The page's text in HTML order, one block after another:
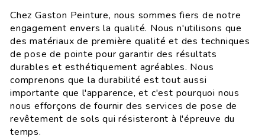
Chez Gaston Peinture, nous sommes fiers de notre
engagement envers la qualité. Nous n'utilisons que
des matériaux de première qualité et des techniques
de pose de pointe pour garantir des résultats
durables et esthétiquement agréables. Nous
comprenons que la durabilité est tout aussi
importante que l'apparence, et c'est pourquoi nous
nous efforçons de fournir des services de pose de
revêtement de sols qui résisteront à l'épreuve du
temps.